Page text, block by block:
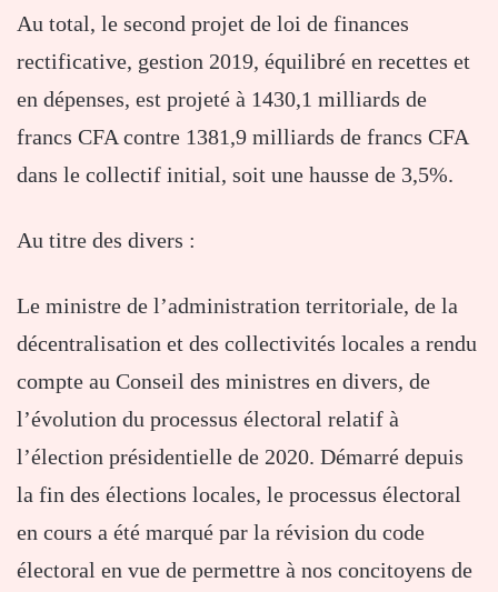
Au total, le second projet de loi de finances
rectificative, gestion 2019, équilibré en recettes et
en dépenses, est projeté à 1430,1 milliards de
francs CFA contre 1381,9 milliards de francs CFA
dans le collectif initial, soit une hausse de 3,5%.
Au titre des divers :
Le ministre de l’administration territoriale, de la
décentralisation et des collectivités locales a rendu
compte au Conseil des ministres en divers, de
l’évolution du processus électoral relatif à
l’élection présidentielle de 2020. Démarré depuis
la fin des élections locales, le processus électoral
en cours a été marqué par la révision du code
électoral en vue de permettre à nos concitoyens de